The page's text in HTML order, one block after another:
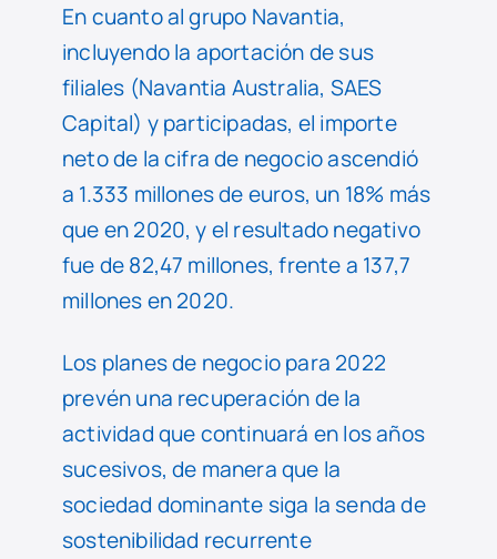
En cuanto al grupo Navantia,
incluyendo la aportación de sus
filiales (Navantia Australia, SAES
Capital) y participadas, el importe
neto de la cifra de negocio ascendió
a 1.333 millones de euros, un 18% más
que en 2020, y el resultado negativo
fue de 82,47 millones, frente a 137,7
millones en 2020.
Los planes de negocio para 2022
prevén una recuperación de la
actividad que continuará en los años
sucesivos, de manera que la
sociedad dominante siga la senda de
sostenibilidad recurrente